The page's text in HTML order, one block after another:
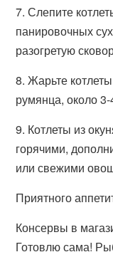
7. Слепите
панировочных
разогретую
8. Жарьте
румянца, около
9. Котлеты из
горячими,
или свежими
Приятного
Консервы в
Готовлю сама!